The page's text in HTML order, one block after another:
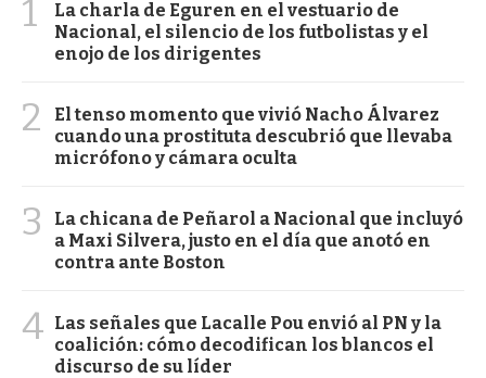
1
La charla de Eguren en el vestuario de
Nacional, el silencio de los futbolistas y el
enojo de los dirigentes
2
El tenso momento que vivió Nacho Álvarez
cuando una prostituta descubrió que llevaba
micrófono y cámara oculta
3
La chicana de Peñarol a Nacional que incluyó
a Maxi Silvera, justo en el día que anotó en
contra ante Boston
4 Las señales que Lacalle Pou envió al PN y la
coalición: cómo decodifican los blancos el
discurso de su líder